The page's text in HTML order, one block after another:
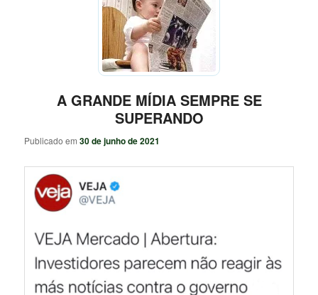
A GRANDE MÍDIA SEMPRE SE
SUPERANDO
Publicado em30 de junho de 2021